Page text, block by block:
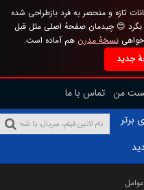
تازه و منحصر به فرد بازطراحی شده
😊 چیدمان صفحهٔ اصلی مثل قبل
نسخهٔ مدرن هم آماده است.
جدید
من تماس با ما
برتر